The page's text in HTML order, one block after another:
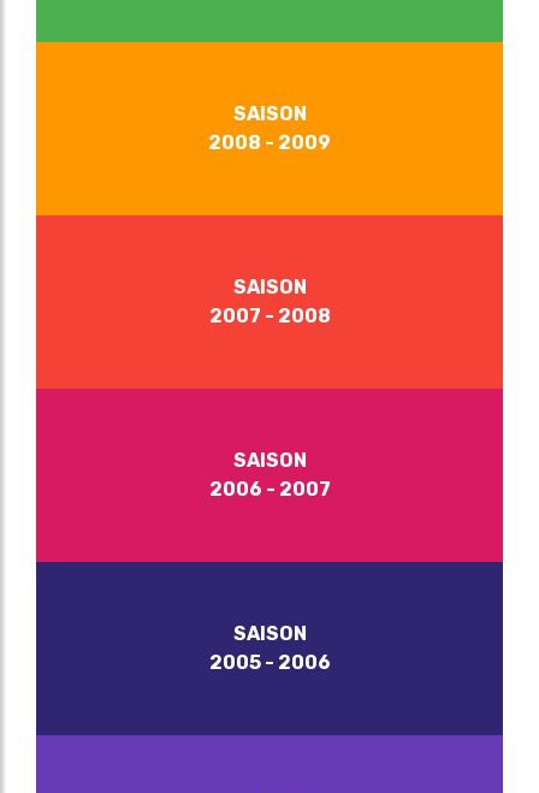
SAISON
2008 - 2009
SAISON
2007 - 2008
SAISON
2006 - 2007
SAISON
2005 - 2006